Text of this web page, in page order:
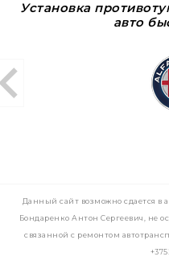
Установка
авто
Данный сайт возможно сдается в
Бондаренко Антон Сергеевич, не
связанной с ремонтом